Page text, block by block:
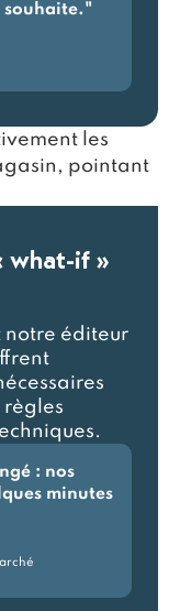
souhaite."
what-if »
notre éditeur
règles
: nos
minutes